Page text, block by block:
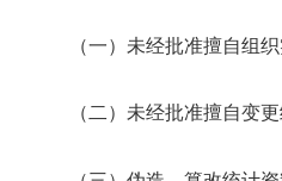
（一）未经批准擅自组织
（二）未经批准擅自变更